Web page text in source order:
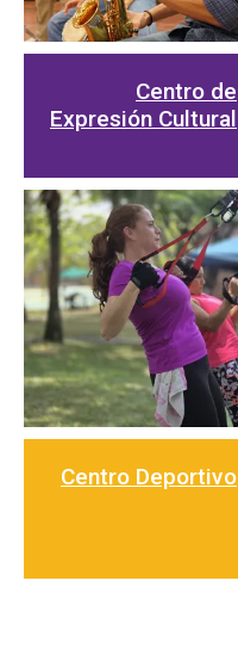
Centro de
Expresión Cultural
Centro Deportivo